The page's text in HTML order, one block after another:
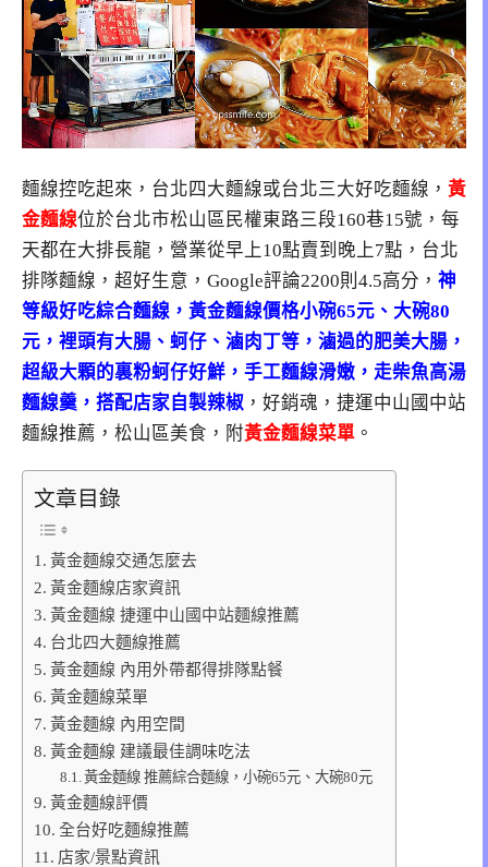
麵線控吃起來，台北四大麵線或台北三大好吃麵線， 黃
金麵線位於台北市松山區民權東路三段160巷15號 ，每
天都在大排長龍，營業從早上10點賣到晚上7點，台北
排隊麵線，超好生意，Google評論2200則4.5高分， 神
等級好吃綜合麵線，黃金麵線價格小碗65元、大碗80
元，裡頭有大腸、蚵仔、滷肉丁等，滷過的肥美大腸，
超級大顆的裏粉蚵仔好鮮，手工麵線滑嫩，走柴魚高湯
麵線羹，搭配店家自製辣椒 ，好銷魂，捷運中山國中站
麵線推薦，松山區美食，附黃金麵線菜單 。
文章目錄
黃金麵線交通怎麼去
黃金麵線店家資訊
黃金麵線 捷運中山國中站麵線推薦
台北四大麵線推薦
黃金麵線 內用外帶都得排隊點餐
黃金麵線菜單
黃金麵線 內用空間
黃金麵線 建議最佳調味吃法
黃金麵線 推薦綜合麵線，小碗65元、大碗80元
黃金麵線評價
全台好吃麵線推薦
店家/景點資訊